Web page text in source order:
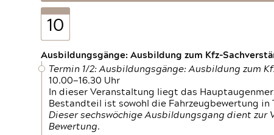
10
Ausbildungsgänge: Ausbildung zum Kfz-
Termin 1/2: Ausbildungsgänge: Ausbildung zum
10.00—16.30 Uhr
In dieser Veranstaltung liegt das
Bestandteil ist sowohl die Fahrzeugbewertung in
Dieser sechswöchige Ausbildungsgang dient
Bewertung.